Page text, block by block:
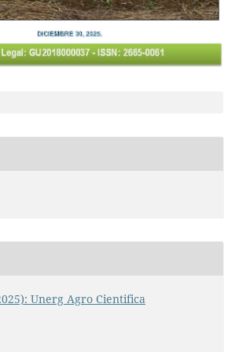
Unerg Agro Cientifica